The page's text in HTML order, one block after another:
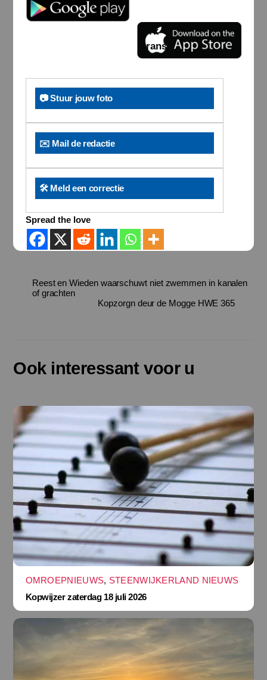
Dirk
Brans
📷 Stuur jouw foto
✉️ Mail de redactie
🛠️ Meld een correctie
Spread the love
Reest en Wieden waarschuwt niet zwemmen in kanalen
of grachten
Kopzorgn deur de Mogge HWE 365
Ook interessant voor u
OMROEPNIEUWS, STEENWIJKERLAND NIEUWS
Kopwijzer zaterdag 18 juli 2026